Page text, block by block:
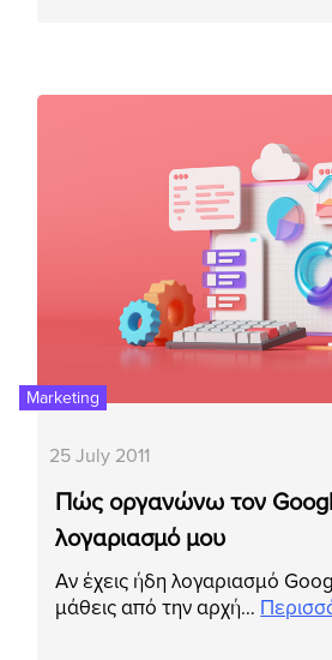
Marketing
25 July 2011
Πώς οργανώνω τον
λογαριασμό μου
Αν έχεις ήδη λογαριασμό
μάθεις από την αρχή…